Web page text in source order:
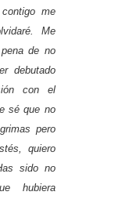
me
Me
de no
debutado
con el
sé que no
pero
quiero
sido no
hubiera